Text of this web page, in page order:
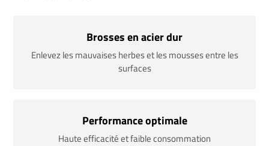
Brosses en acier dur
Enlevez les mauvaises herbes et les mousses entre les
surfaces
Performance optimale
Haute efficacité et faible consommation